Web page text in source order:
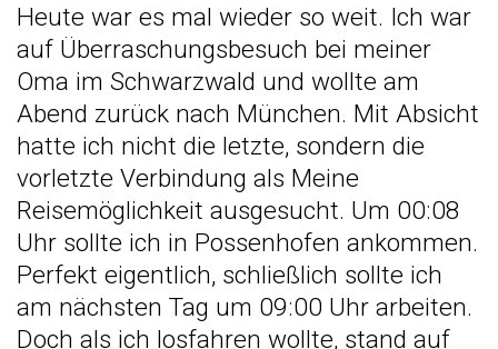
Heute war es mal wieder so weit. Ich war
auf Überraschungsbesuch bei meiner
Oma im Schwarzwald und wollte am
Abend zurück nach München. Mit Absicht
hatte ich nicht die letzte, sondern die
vorletzte Verbindung als Meine
Reisemöglichkeit ausgesucht. Um 00:08
Uhr sollte ich in Possenhofen ankommen.
Perfekt eigentlich, schließlich sollte ich
am nächsten Tag um 09:00 Uhr arbeiten.
Doch als ich losfahren wollte, stand auf